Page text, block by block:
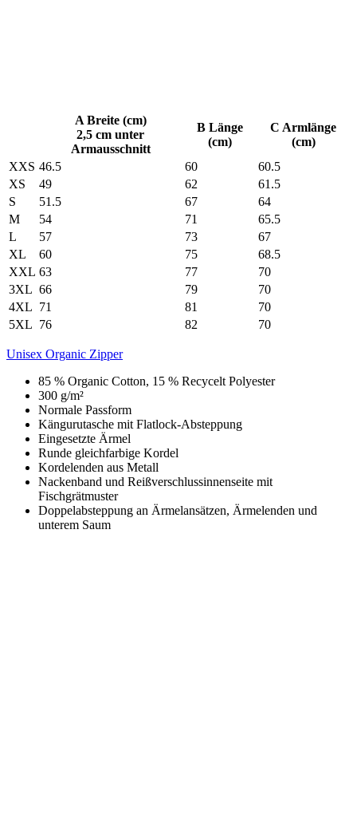
A Breite (cm)
2,5 cm unter
Armausschnitt
B Länge
(cm)
C Armlänge
(cm)
XXS 46.5 60
60.5
XS
49 62
61.5
S
51.5 67
64
M
54 71
65.5
L
57 73
67
XL
60 75
68.5
XXL 63 77
70
3XL 66 79
70
4XL 71 81
70
5XL 76 82 70
Unisex Organic Zipper
85 % Organic Cotton, 15 % Recycelt Polyester
300 g/m²
Normale Passform
Kängurutasche mit Flatlock-Absteppung
Eingesetzte Ärmel
Runde gleichfarbige Kordel
Kordelenden aus Metall
Nackenband und Reißverschlussinnenseite mit
Fischgrätmuster
Doppelabsteppung an Ärmelansätzen, Ärmelenden und
unterem Saum